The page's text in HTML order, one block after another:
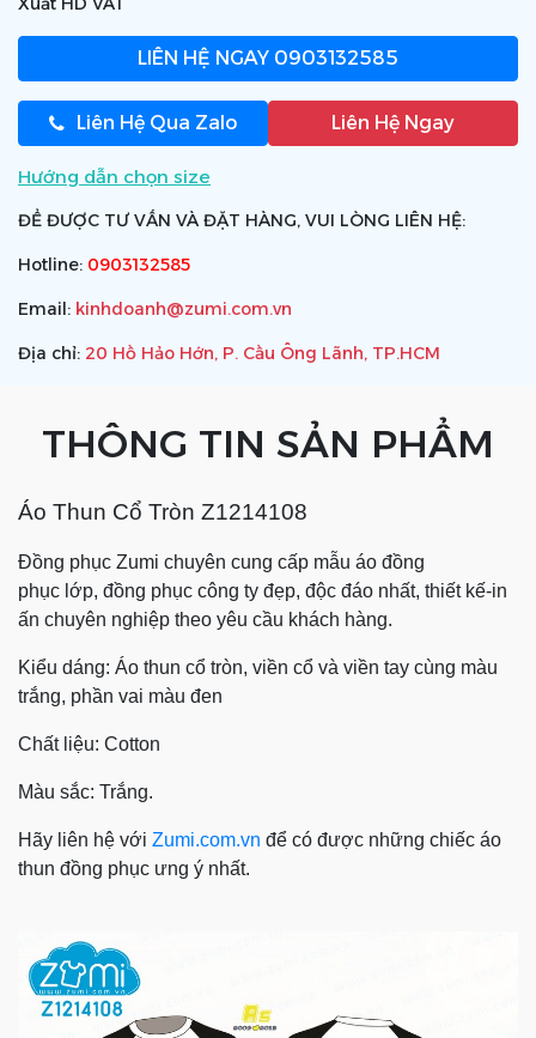
LIÊN HỆ NGAY 0903132585
Liên Hệ Qua Zalo Liên Hệ Ngay
Hướng dẫn chọn size
ĐỂ ĐƯỢC TƯ VẤN VÀ ĐẶT HÀNG, VUI LÒNG LIÊN HỆ:
Hotline: 0903132585
Email: kinhdoanh@zumi.com.vn
Địa chỉ: 20 Hồ Hảo Hớn, P. Cầu Ông Lãnh, TP.HCM
THÔNG TIN SẢN PHẨM
Áo Thun Cổ Tròn Z1214108
Đồng phục Zumi chuyên cung cấp mẫu áo đồng
phục lớp, đồng phục công ty đẹp, độc đáo nhất, thiết kế-in
ấn chuyên nghiệp theo yêu cầu khách hàng.
Kiểu dáng: Áo thun cổ tròn, viền cổ và viền tay cùng màu
trắng, phần vai màu đen
Chất liệu: Cotton
Màu sắc: Trắng.
Hãy liên hệ với Zumi.com.vn để có được những chiếc áo
thun đồng phục ưng ý nhất.